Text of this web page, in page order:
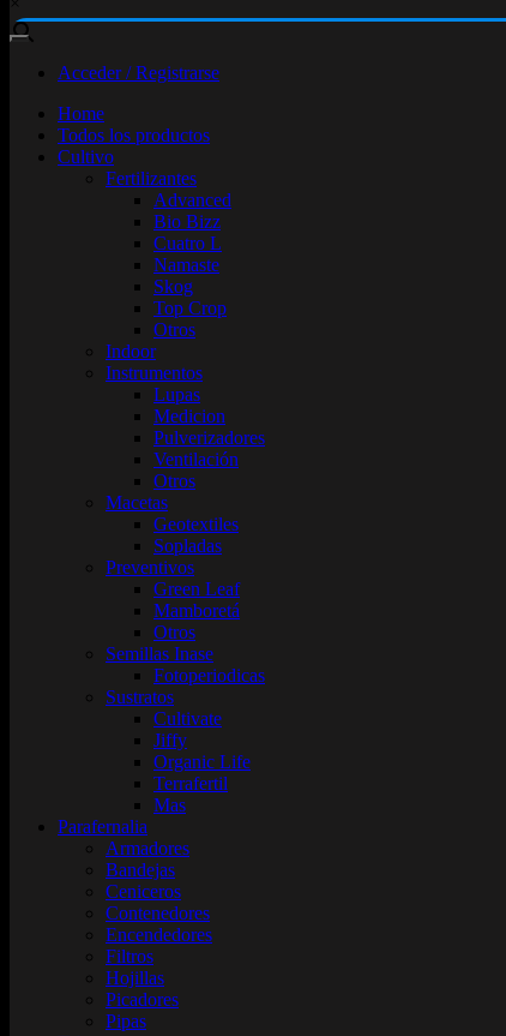
Acceder / Registrarse
Home
Todos los productos
Cultivo
Fertilizantes
Advanced
Bio Bizz
Cuatro L
Namaste
Skog
Top Crop
Otros
Indoor
Instrumentos
Lupas
Medicion
Pulverizadores
Ventilación
Otros
Macetas
Geotextiles
Sopladas
Preventivos
Green Leaf
Mamboretá
Otros
Semillas Inase
Fotoperiodicas
Sustratos
Cultivate
Jiffy
Organic Life
Terrafertil
Mas
Parafernalia
Armadores
Bandejas
Ceniceros
Contenedores
Encendedores
Filtros
Hojillas
Picadores
Pipas